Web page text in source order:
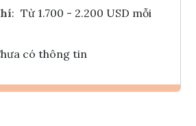
: Từ 1.700 - 2.200 USD mỗi
có thông tin